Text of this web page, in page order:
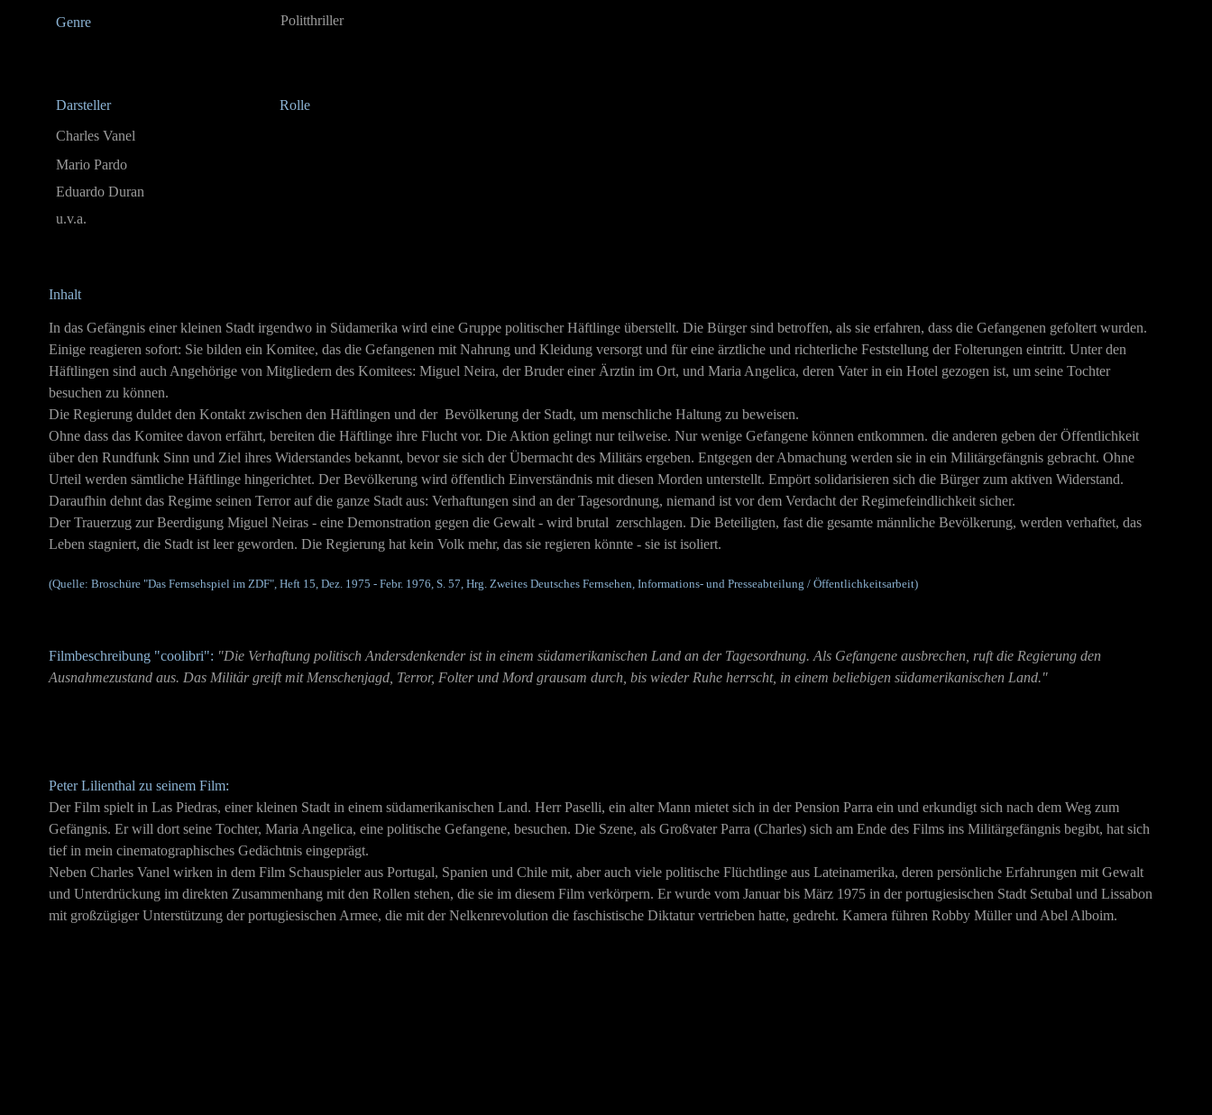
Genre Politthriller
Darsteller
Rolle
Charles Vanel
Mario Pardo
Eduardo Duran
u.v.a.
Inhalt
In das Gefängnis einer kleinen Stadt irgendwo in Südamerika wird eine Gruppe politischer Häftlinge überstellt. Die Bürger sind betroffen, als sie erfahren, dass die Gefangenen gefoltert wurden.
Einige reagieren sofort: Sie bilden ein Komitee, das die Gefangenen mit Nahrung und Kleidung versorgt und für eine ärztliche und richterliche Feststellung der Folterungen eintritt. Unter den
Häftlingen sind auch Angehörige von Mitgliedern des Komitees: Miguel Neira, der Bruder einer Ärztin im Ort, und Maria Angelica, deren Vater in ein Hotel gezogen ist, um seine Tochter
besuchen zu können.
Die Regierung duldet den Kontakt zwischen den Häftlingen und der Bevölkerung der Stadt, um menschliche Haltung zu beweisen.
Ohne dass das Komitee davon erfährt, bereiten die Häftlinge ihre Flucht vor. Die Aktion gelingt nur teilweise. Nur wenige Gefangene können entkommen. die anderen geben der Öffentlichkeit
über den Rundfunk Sinn und Ziel ihres Widerstandes bekannt, bevor sie sich der Übermacht des Militärs ergeben. Entgegen der Abmachung werden sie in ein Militärgefängnis gebracht. Ohne
Urteil werden sämtliche Häftlinge hingerichtet. Der Bevölkerung wird öffentlich Einverständnis mit diesen Morden unterstellt. Empört solidarisieren sich die Bürger zum aktiven Widerstand.
Daraufhin dehnt das Regime seinen Terror auf die ganze Stadt aus: Verhaftungen sind an der Tagesordnung, niemand ist vor dem Verdacht der Regimefeindlichkeit sicher.
Der Trauerzug zur Beerdigung Miguel Neiras - eine Demonstration gegen die Gewalt - wird brutal zerschlagen. Die Beteiligten, fast die gesamte männliche Bevölkerung, werden verhaftet, das
Leben stagniert, die Stadt ist leer geworden. Die Regierung hat kein Volk mehr, das sie regieren könnte - sie ist isoliert.
(Quelle: Broschüre "Das Fernsehspiel im ZDF", Heft 15, Dez. 1975 - Febr. 1976, S. 57, Hrg. Zweites Deutsches Fernsehen, Informations- und Presseabteilung / Öffentlichkeitsarbeit)
Filmbeschreibung "coolibri": "Die Verhaftung politisch Andersdenkender ist in einem südamerikanischen Land an der Tagesordnung. Als Gefangene ausbrechen, ruft die Regierung den
Ausnahmezustand aus. Das Militär greift mit Menschenjagd, Terror, Folter und Mord grausam durch, bis wieder Ruhe herrscht, in einem beliebigen südamerikanischen Land."
Peter Lilienthal zu seinem Film:
Der Film spielt in Las Piedras, einer kleinen Stadt in einem südamerikanischen Land. Herr Paselli, ein alter Mann mietet sich in der Pension Parra ein und erkundigt sich nach dem Weg zum
Gefängnis. Er will dort seine Tochter, Maria Angelica, eine politische Gefangene, besuchen. Die Szene, als Großvater Parra (Charles) sich am Ende des Films ins Militärgefängnis begibt, hat sich
tief in mein cinematographisches Gedächtnis eingeprägt.
Neben Charles Vanel wirken in dem Film Schauspieler aus Portugal, Spanien und Chile mit, aber auch viele politische Flüchtlinge aus Lateinamerika, deren persönliche Erfahrungen mit Gewalt
und Unterdrückung im direkten Zusammenhang mit den Rollen stehen, die sie im diesem Film verkörpern. Er wurde vom Januar bis März 1975 in der portugiesischen Stadt Setubal und Lissabon
mit großzügiger Unterstützung der portugiesischen Armee, die mit der Nelkenrevolution die faschistische Diktatur vertrieben hatte, gedreht. Kamera führen Robby Müller und Abel Alboim.